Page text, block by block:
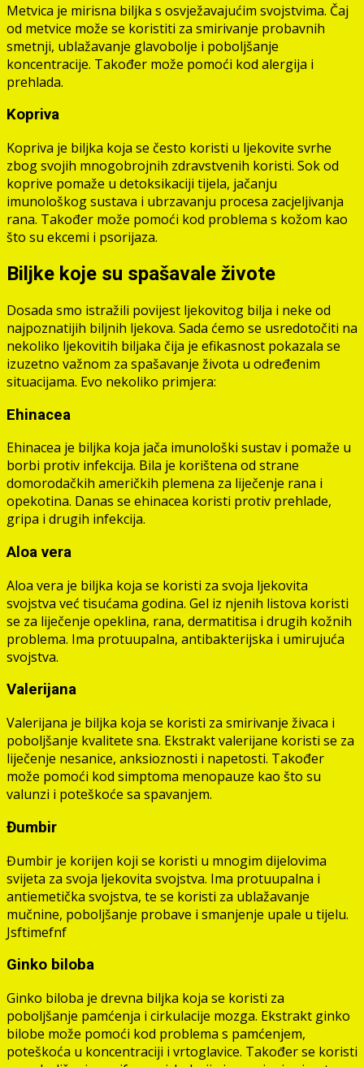
Metvica je mirisna biljka s osvježavajućim svojstvima. Čaj
od metvice može se koristiti za smirivanje probavnih
smetnji, ublažavanje glavobolje i poboljšanje
koncentracije. Također može pomoći kod alergija i
prehlada.
Kopriva
Kopriva je biljka koja se često koristi u ljekovite svrhe
zbog svojih mnogobrojnih zdravstvenih koristi. Sok od
koprive pomaže u detoksikaciji tijela, jačanju
imunološkog sustava i ubrzavanju procesa zacjeljivanja
rana. Također može pomoći kod problema s kožom kao
što su ekcemi i psorijaza.
Biljke koje su spašavale živote
Dosada smo istražili povijest ljekovitog bilja i neke od
najpoznatijih biljnih ljekova. Sada ćemo se usredotočiti na
nekoliko ljekovitih biljaka čija je efikasnost pokazala se
izuzetno važnom za spašavanje života u određenim
situacijama. Evo nekoliko primjera:
Ehinacea
Ehinacea je biljka koja jača imunološki sustav i pomaže u
borbi protiv infekcija. Bila je korištena od strane
domorodačkih američkih plemena za liječenje rana i
opekotina. Danas se ehinacea koristi protiv prehlade,
gripa i drugih infekcija.
Aloa vera
Aloa vera je biljka koja se koristi za svoja ljekovita
svojstva već tisućama godina. Gel iz njenih listova koristi
se za liječenje opeklina, rana, dermatitisa i drugih kožnih
problema. Ima protuupalna, antibakterijska i umirujuća
svojstva.
Valerijana
Valerijana je biljka koja se koristi za smirivanje živaca i
poboljšanje kvalitete sna. Ekstrakt valerijane koristi se za
liječenje nesanice, anksioznosti i napetosti. Također
može pomoći kod simptoma menopauze kao što su
valunzi i poteškoće sa spavanjem.
Đumbir
Đumbir je korijen koji se koristi u mnogim dijelovima
svijeta za svoja ljekovita svojstva. Ima protuupalna i
antiemetička svojstva, te se koristi za ublažavanje
mučnine, poboljšanje probave i smanjenje upale u tijelu.
Jsftimefnf
Ginko biloba
Ginko biloba je drevna biljka koja se koristi za
poboljšanje pamćenja i cirkulacije mozga. Ekstrakt ginko
bilobe može pomoći kod problema s pamćenjem,
poteškoća u koncentraciji i vrtoglavice. Također se koristi